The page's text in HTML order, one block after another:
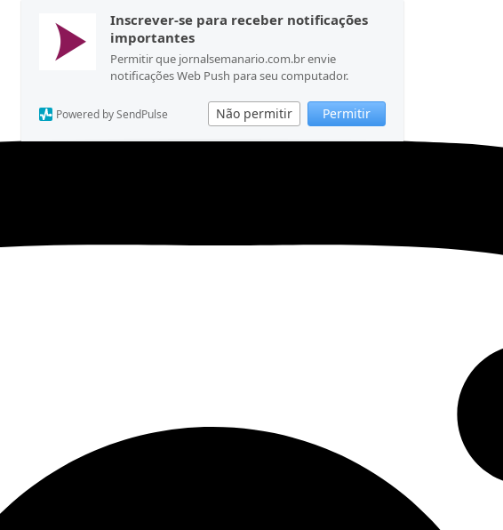
Inscrever-se para receber notificações
importantes
Permitir que jornalsemanario.com.br envie
notificações Web Push para seu computador.
Não permitir Permitir
Powered by SendPulse